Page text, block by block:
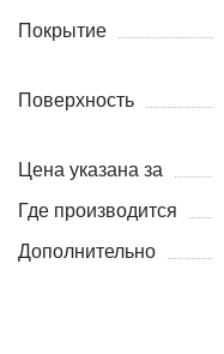
Покрытие
Поверхность
Цена указана за
Где производится
Дополнительно